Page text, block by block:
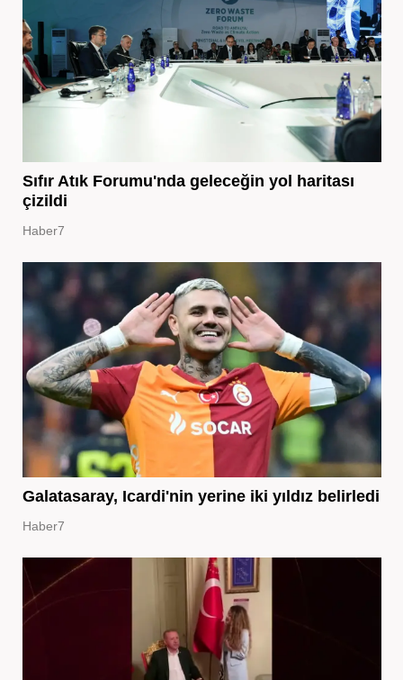
Sıfır Atık Forumu'nda geleceğin yol haritası
çizildi
Haber7
Galatasaray, Icardi'nin yerine iki yıldız belirledi
Haber7